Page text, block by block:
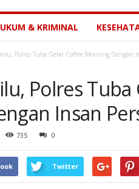
& KRIMINAL
Polres Tuba Gelar Coffee Morning Dengan
Polres
Insan
735 0
Twitter